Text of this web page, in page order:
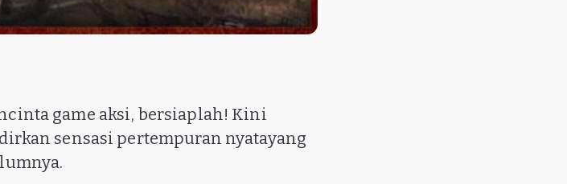
game aksi, bersiaplah! Kini
sensasi pertempuran nyatayang